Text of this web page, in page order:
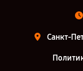
Санкт-